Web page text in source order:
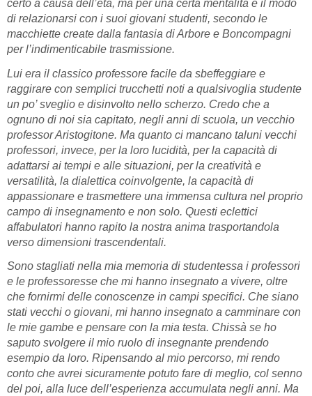
certo a causa dell’età, ma per una certa mentalità e il modo
di relazionarsi con i suoi giovani studenti, secondo le
macchiette create dalla fantasia di Arbore e Boncompagni
per l’indimenticabile trasmissione.
Lui era il classico professore facile da sbeffeggiare e
raggirare con semplici trucchetti noti a qualsivoglia studente
un po’ sveglio e disinvolto nello scherzo. Credo che a
ognuno di noi sia capitato, negli anni di scuola, un vecchio
professor Aristogitone. Ma quanto ci mancano taluni vecchi
professori, invece, per la loro lucidità, per la capacità di
adattarsi ai tempi e alle situazioni, per la creatività e
versatilità, la dialettica coinvolgente, la capacità di
appassionare e trasmettere una immensa cultura nel proprio
campo di insegnamento e non solo. Questi eclettici
affabulatori hanno rapito la nostra anima trasportandola
verso dimensioni trascendentali.
Sono stagliati nella mia memoria di studentessa i professori
e le professoresse che mi hanno insegnato a vivere, oltre
che fornirmi delle conoscenze in campi specifici. Che siano
stati vecchi o giovani, mi hanno insegnato a camminare con
le mie gambe e pensare con la mia testa. Chissà se ho
saputo svolgere il mio ruolo di insegnante prendendo
esempio da loro. Ripensando al mio percorso, mi rendo
conto che avrei sicuramente potuto fare di meglio, col senno
del poi, alla luce dell’esperienza accumulata negli anni. Ma